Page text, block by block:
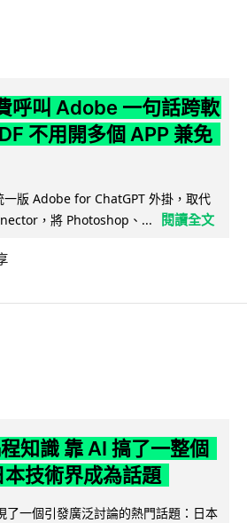
呼叫 Adobe 一句話跨軟
不用開多個 APP 兼免
版 Adobe for ChatGPT 外掛，取代
，將 Photoshop、...
閱讀全文
知識 靠 AI 搞了一整個
技術界成為話題
了一個引發廣泛討論的熱門話題：日本